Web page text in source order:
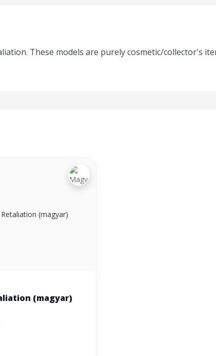
These models are purely cosmetic/collector's
(magyar)